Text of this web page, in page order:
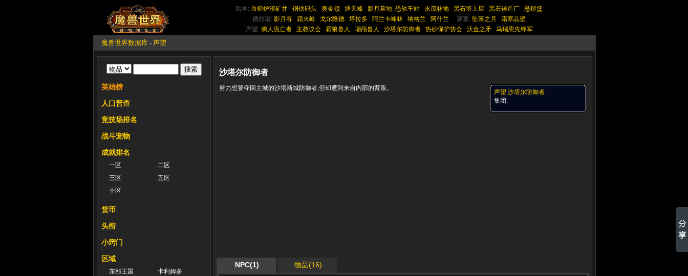
副本: 血槌炉渣矿井 钢铁码头 奥金顿 通天峰 影月墓地 恐轨车站 永茂林地 黑石塔上层 黑石铸造厂
悬槌堡
德拉诺: 影月谷 霜火岭 戈尔隆德 塔拉多 阿兰卡峰林 纳格兰 阿什兰 要塞: 坠落之月
霜寒晶壁
声望: 鸦人流亡者 主教议会 霜狼兽人 嘲颅兽人 沙塔尔防御者 热砂保护协会 沃金之矛 乌瑞恩先锋军
魔兽世界数据库 - 声望
英雄榜
人口普查
竞技场排名
战斗宠物
成就排名
一区
二区
三区
五区
十区
货币
头衔
小窍门
区域
东部王国
卡利姆多
沙塔尔防御者
努力想要夺回主城的沙塔斯城防御者,但却遭到来自内部的背叛。
声望:沙塔尔防御者
集团:
NPC(1) 物品(16)